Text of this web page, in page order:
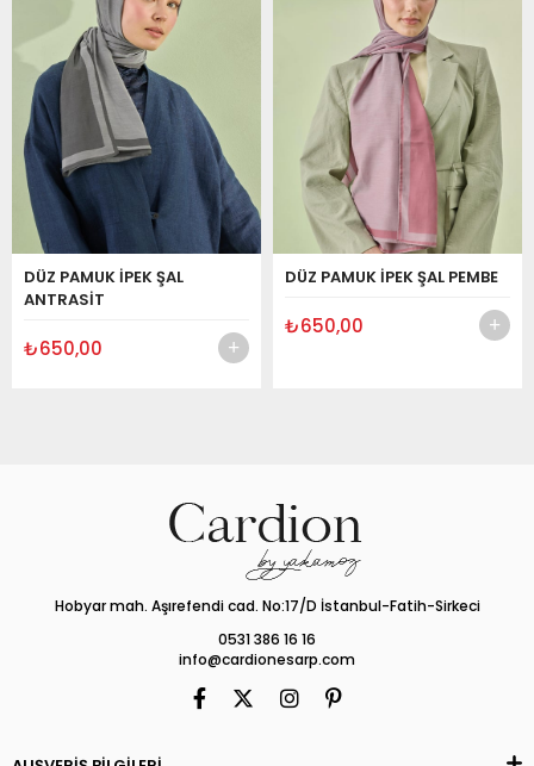
DÜZ PAMUK İPEK ŞAL
ANTRASİT
₺650,00
DÜZ PAMUK İPEK ŞAL PEMBE
₺650,00
Hobyar mah. Aşırefendi cad. No:17/D İstanbul-Fatih-Sirkeci
0531 386 16 16
info@cardionesarp.com